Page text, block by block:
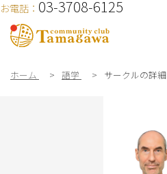
お電話： 03-3708-6125
ホーム > 語学 > サークルの詳細